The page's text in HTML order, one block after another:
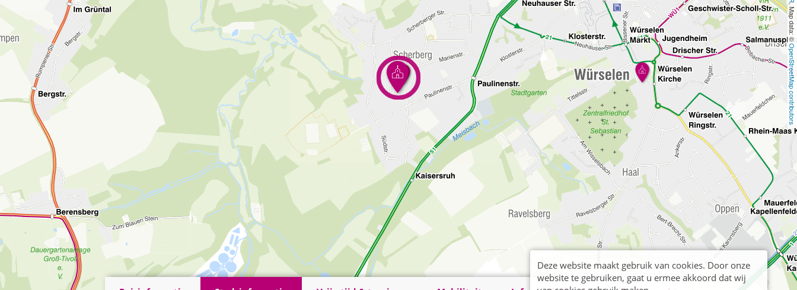
, Map data: ©
OpenStreetMap contributors
Deze website maakt gebruik van cookies. Door onze
website te gebruiken, gaat u ermee akkoord dat wij